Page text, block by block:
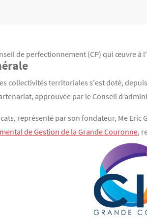
de perfectionnement (CP) qui œuvre
collectivités territoriales s'est doté,
approuvée par le Conseil
représenté par son fondateur, Me Eric
de Gestion de la Grande Couronne,